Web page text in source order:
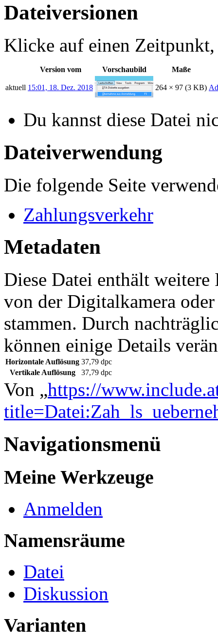
Dateiversionen
Klicke auf einen Zeitpunkt,
Version vom Vorschaubild Maße
aktuell 15:01, 18. Dez. 2018 264 × 97 (3 KB)
Du kannst diese Datei
Dateiverwendung
Die folgende Seite
Zahlungsverkehr
Metadaten
Diese Datei enthält
von der Digitalkamera
stammen. Durch
können einige Details
Horizontale Auflösung 37,79 dpc
Vertikale Auflösung
37,79 dpc
Von „https://
Navigationsmenü
Meine Werkzeuge
Anmelden
Namensräume
Datei
Diskussion
Varianten